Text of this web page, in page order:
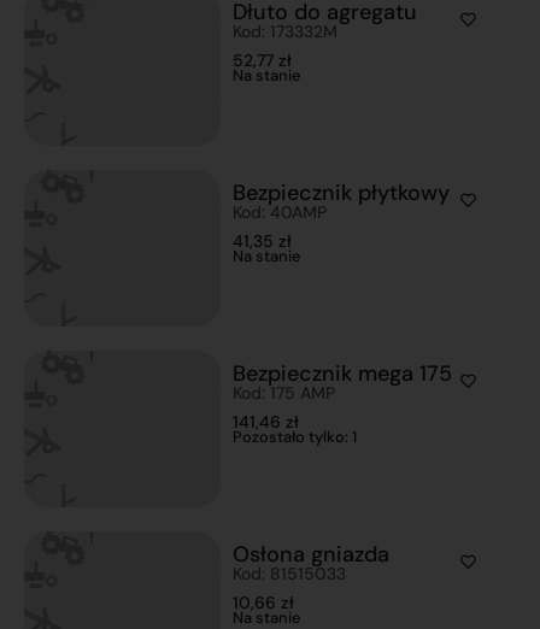
Dłuto do agregatu
Kod: 173332M
52,77 zł
Na stanie
Bezpiecznik płytkowy
Kod: 40AMP
41,35 zł
Na stanie
Bezpiecznik mega 175
Kod: 175 AMP
141,46 zł
Pozostało tylko: 1
Osłona gniazda
Kod: 81515033
10,66 zł
Na stanie